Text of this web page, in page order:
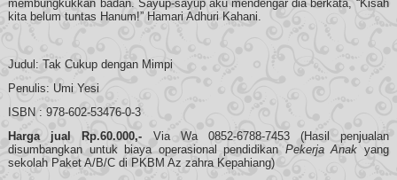
membungkukkan badan. Sayup-sayup aku mendengar dia berkata, “Kisah
kita belum tuntas Hanum!” Hamari Adhuri Kahani.
Judul: Tak Cukup dengan Mimpi
Penulis: Umi Yesi
ISBN : 978-602-53476-0-3
Harga jual Rp.60.000,- Via Wa 0852-6788-7453 (Hasil penjualan
disumbangkan untuk biaya operasional pendidikan Pekerja Anak yang
sekolah Paket A/B/C di PKBM Az zahra Kepahiang)